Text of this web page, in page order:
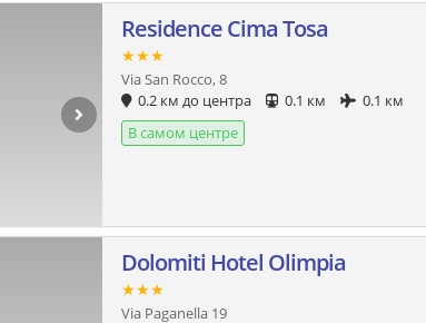
Residence Cima Tosa
★★★
Via San Rocco, 8
0.2 км до центра
0.1 км
0.1 км
В самом центре
Dolomiti Hotel Olimpia
★★★
Via Paganella 19